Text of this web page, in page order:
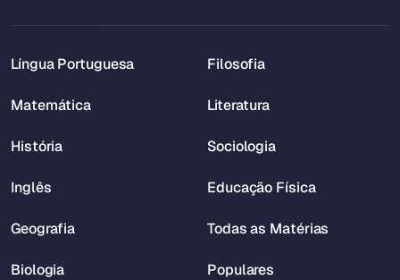
Língua Portuguesa
Matemática
História
Inglês
Geografia
Biologia
Filosofia
Literatura
Sociologia
Educação Física
Todas as Matérias
Populares